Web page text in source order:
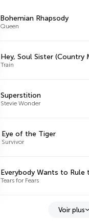
Bohemian Rhapsody
Queen
Hey, Soul Sister (Country
Train
Superstition
Stevie Wonder
Eye of the Tiger
Survivor
Everybody Wants to Rule
Tears for Fears
Voir plus